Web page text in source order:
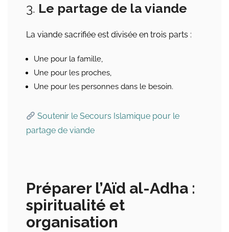
3. Le partage de la viande
La viande sacrifiée est divisée en trois parts :
Une pour la famille,
Une pour les proches,
Une pour les personnes dans le besoin.
Soutenir le Secours Islamique pour le
partage de viande
Préparer l’Aïd al-Adha :
spiritualité et
organisation